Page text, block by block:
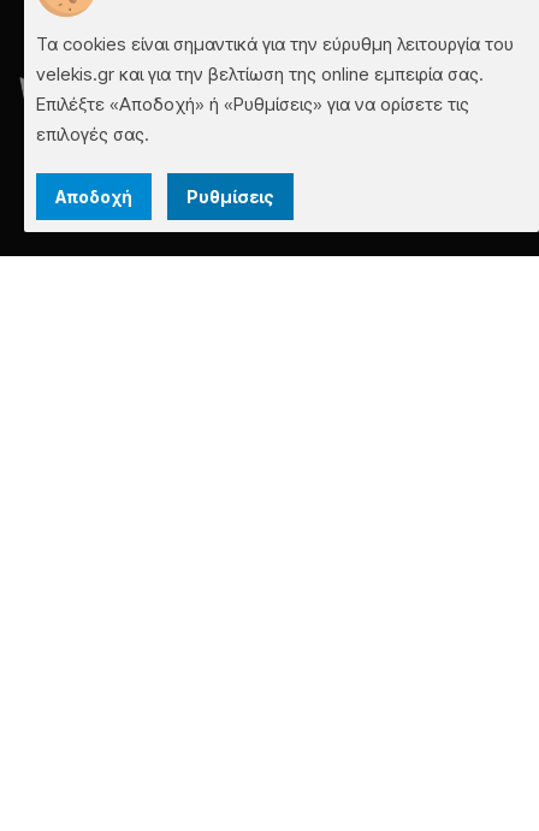
Τα cookies είναι σημαντικά για την εύρυθμη λειτουργία του
velekis.gr και για την βελτίωση της online εμπειρία σας.
Επιλέξτε «Αποδοχή» ή «Ρυθμίσεις» για να ορίσετε τις
επιλογές σας.
Αποδοχή Ρυθμίσεις